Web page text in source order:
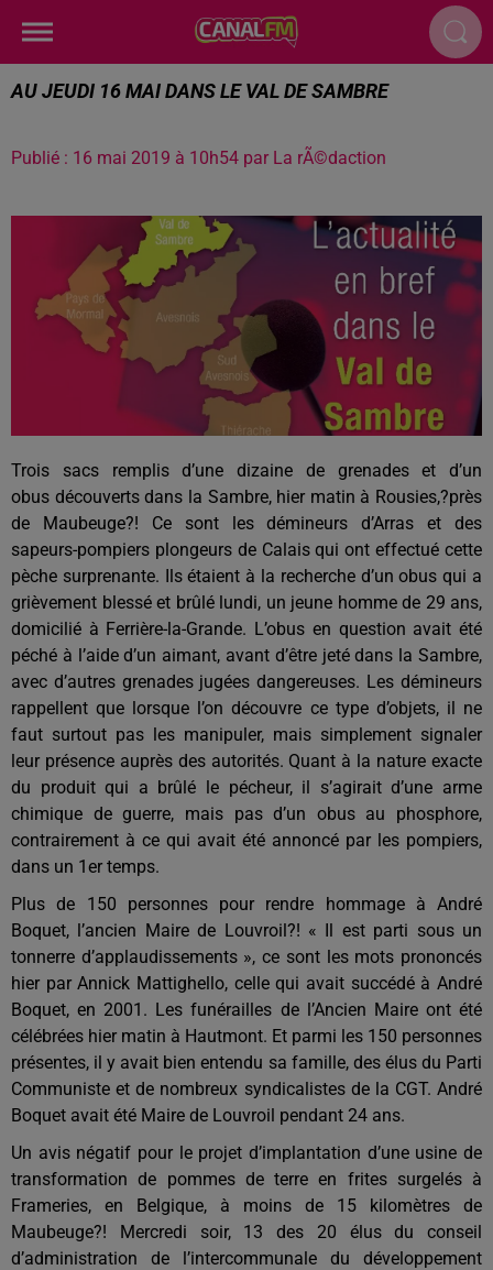
AU JEUDI 16 MAI DANS LE VAL DE SAMBRE
Publié : 16 mai 2019 à 10h54 par La rÃ©daction
Trois sacs remplis d’une dizaine de grenades
et d’un
obus découverts dans la Sambre, hier matin à Rousies,?près
de Maubeuge?! Ce sont les démineurs d’Arras et des
sapeurs-pompiers plongeurs de Calais qui ont effectué cette
pèche surprenante. Ils étaient à la recherche d’un obus qui a
grièvement blessé et brûlé lundi, un jeune homme de 29 ans,
domicilié à Ferrière-la-Grande. L’obus en question avait été
péché à l’aide d’un aimant, avant d’être jeté dans la Sambre,
avec d’autres grenades jugées dangereuses. Les démineurs
rappellent que lorsque l’on découvre ce type d’objets, il ne
faut surtout pas les manipuler, mais simplement signaler
leur présence auprès des autorités. Quant à la nature exacte
du produit qui a brûlé le pécheur, il s’agirait d’une arme
chimique de guerre, mais pas d’un obus au phosphore,
contrairement à ce qui avait été annoncé par les pompiers,
dans un 1er temps.
Plus de 150 personnes pour rendre hommage
à André
Boquet, l’ancien Maire de Louvroil?! « Il est parti sous un
tonnerre d’applaudissements », ce sont les mots prononcés
hier par Annick Mattighello, celle qui avait succédé à André
Boquet, en 2001. Les funérailles de l’Ancien Maire ont été
célébrées hier matin à Hautmont. Et parmi les 150 personnes
présentes, il y avait bien entendu sa famille, des élus du Parti
Communiste et de nombreux syndicalistes de la CGT. André
Boquet avait été Maire de Louvroil pendant 24 ans.
Un avis négatif pour le projet d’implantation d’une usine de
transformation de pommes de terre en frites surgelés à
Frameries, en Belgique, à moins de 15 kilomètres de
Maubeuge?! Mercredi soir, 13 des 20 élus du conseil
d’administration de l’intercommunale du développement